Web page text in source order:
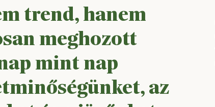
trend, hanem
meghozott
mint nap
az